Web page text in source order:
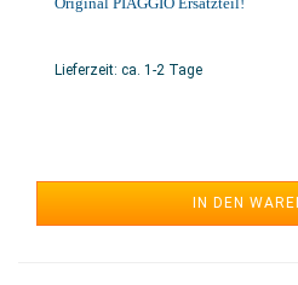
Lieferzeit: ca. 1-2 Tage
IN DEN